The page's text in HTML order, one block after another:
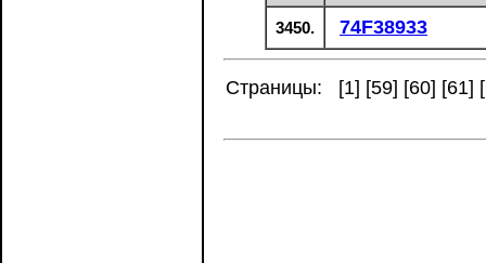
3450. 74F38933
Страницы: [1] [59] [60] [61] [